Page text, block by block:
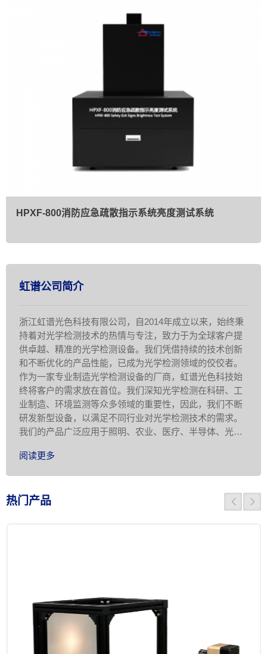
HPXF-800消防应急疏散指示系统亮度测试系统
虹谱公司简介
浙江虹谱光色科技有限公司，自2014年成立以来，始终秉
持着对光学检测技术的热情与专注，致力于为全球客户提
供卓越、精准的光学检测设备。我们凭借持续的技术创新
和不断优化的产品性能，已成为光学检测领域的佼佼者。
作为一家专业制造光学检测设备的厂商，虹谱光色科技始
终将客户的需求放在首位。我们深知光学检测在科研、工
业制造、环境监测等众多领域的重要性，因此，我们不断
研发新型设备，以满足不同行业对光学检测技术的需求。
我们的产品广泛应用于照明、农业、医疗、半导体、光电
阅读更多
热门产品